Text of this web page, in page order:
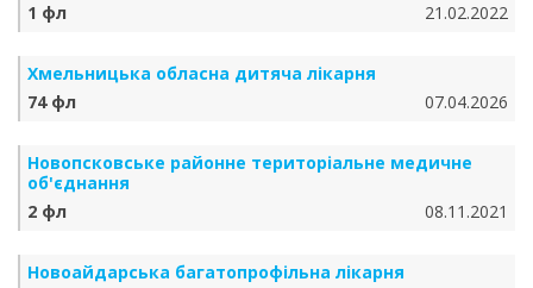
1 фл
21.02.2022
Хмельницька обласна дитяча лікарня
74 фл
07.04.2026
Новопсковське районне територіальне медичне
об'єднання
2 фл
08.11.2021
Новоайдарська багатопрофільна лікарня